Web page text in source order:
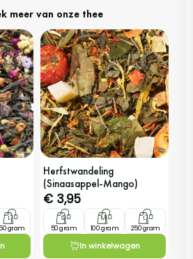
meer van onze thee
L
gram
Herfstwandeling
(Sinaasappel-Mango)
€ 3,95
S
50 gram
M
100 gram
L
250 gram
In winkelwagen